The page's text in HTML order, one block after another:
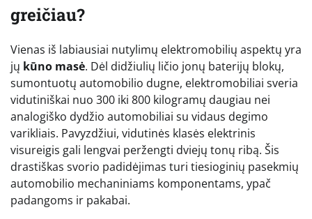
greičiau?
Vienas iš labiausiai nutylimų elektromobilių aspektų yra
jų kūno masė. Dėl didžiulių ličio jonų baterijų blokų,
sumontuotų automobilio dugne, elektromobiliai sveria
vidutiniškai nuo 300 iki 800 kilogramų daugiau nei
analogiško dydžio automobiliai su vidaus degimo
varikliais. Pavyzdžiui, vidutinės klasės elektrinis
visureigis gali lengvai peržengti dviejų tonų ribą. Šis
drastiškas svorio padidėjimas turi tiesioginių pasekmių
automobilio mechaniniams komponentams, ypač
padangoms ir pakabai.